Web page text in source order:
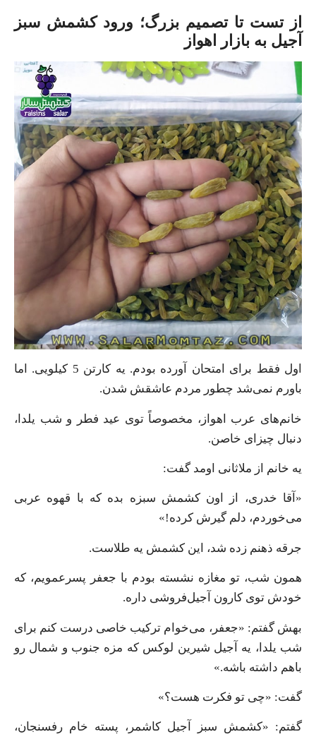
از تست تا تصمیم بزرگ؛ ورود کشمش سبز
آجیل به بازار اهواز
اول فقط برای امتحان آورده بودم. یه کارتن 5 کیلویی. اما
باورم نمی‌شد چطور مردم عاشقش شدن.
خانم‌های عرب اهواز، مخصوصاً توی عید فطر و شب یلدا،
دنبال چیزای خاصن.
یه خانم از ملاثانی اومد گفت:
«آقا خدری، از اون کشمش سبزه بده که با قهوه عربی
می‌خوردم، دلم گیرش کرده!»
جرقه ذهنم زده شد، این کشمش یه طلاست.
همون شب، تو مغازه نشسته بودم با جعفر پسرعمویم، که
خودش توی کارون آجیل‌فروشی داره.
بهش گفتم: «جعفر، می‌خوام ترکیب خاصی درست کنم برای
شب یلدا، یه آجیل شیرین لوکس که مزه جنوب و شمال رو
باهم داشته باشه.»
گفت: «چی تو فکرت هست؟»
گفتم: «کشمش سبز آجیل کاشمر، پسته خام رفسنجان،